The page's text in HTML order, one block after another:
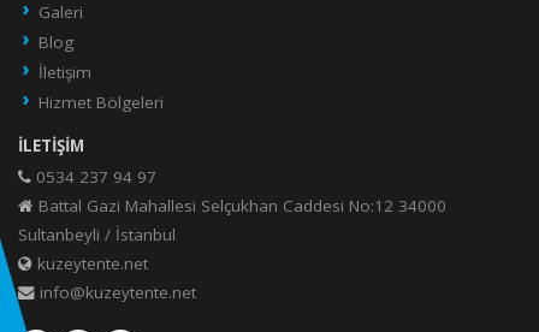
Galeri
Blog
İletişim
Hizmet Bölgeleri
İLETIŞIM
0534 237 94 97
Battal Gazi Mahallesi Selçukhan Caddesi No:12 34000
Sultanbeyli / İstanbul
kuzeytente.net
info@kuzeytente.net